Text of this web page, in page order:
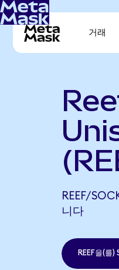
거래
REEF/
니다
REEF을(를